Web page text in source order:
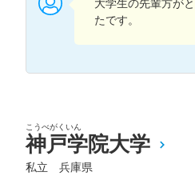
大学生の先輩方が
たです。
こうべがくいん
神戸学院大学
私立 兵庫県